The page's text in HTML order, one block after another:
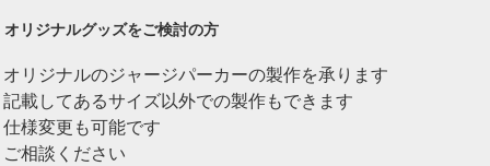
オリジナルグッズをご検討の方
オリジナルのジャージパーカーの製作を承ります
記載してあるサイズ以外での製作もできます
仕様変更も可能です
ご相談ください